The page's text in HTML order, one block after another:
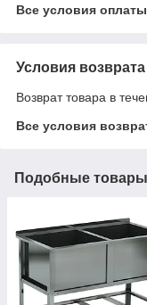
Все условия оплаты
Условия возврата
Возврат товара в
Все условия
Подобные